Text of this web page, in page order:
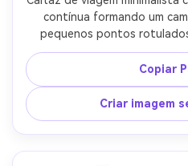
contínua formando um
pequenos pontos
título moderno sans-
negativo, paleta
sotaque, layout de grade de
nítidas, textura de papel sutil,
hierarquia de tipografia
85mm, profundidade de
cinematográfica
Copiar
Criar imagem